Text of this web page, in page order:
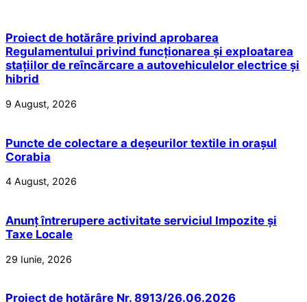
Proiect de hotărâre privind aprobarea
Regulamentului privind funcționarea și exploatarea
stațiilor de reîncărcare a autovehiculelor electrice și
hibrid
9 August, 2026
Puncte de colectare a deșeurilor textile in orașul
Corabia
4 August, 2026
Anunț întrerupere activitate serviciul Impozite și
Taxe Locale
29 Iunie, 2026
Proiect de hotărâre Nr. 8913/26.06.2026